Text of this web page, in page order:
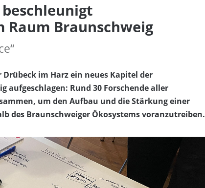
Raum Braunschweig
im Harz ein neues Kapitel der
aufgeschlagen: Rund 30 Forschende aller
um den Aufbau und die Stärkung einer
des Braunschweiger Ökosystems voranzutreiben.